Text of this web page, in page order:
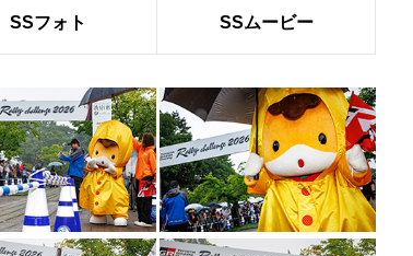
SSフォト SSムービー